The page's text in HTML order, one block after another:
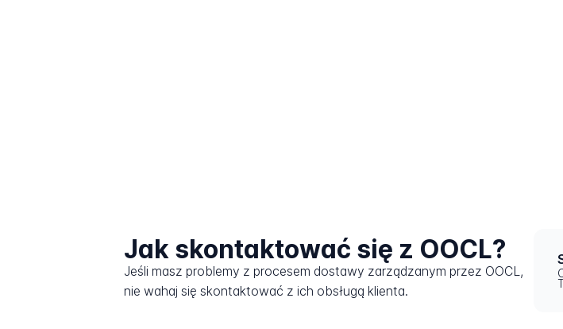
Jak skontaktować się z OOCL?
Jeśli masz problemy z procesem dostawy zarządzanym przez OOCL,
nie wahaj się skontaktować z ich obsługą klienta.